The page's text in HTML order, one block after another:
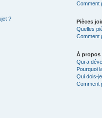
?
Comment
Pièces
Quelles
Comment
À propos
Qui a
Pourquoi
Qui dois-
Comment